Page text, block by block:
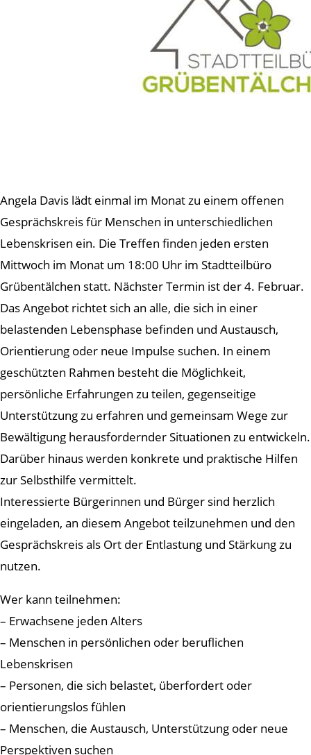
Angela Davis lädt einmal im Monat zu einem offenen
Gesprächskreis für Menschen in unterschiedlichen
Lebenskrisen ein. Die Treffen finden jeden ersten
Mittwoch im Monat um 18:00 Uhr im Stadtteilbüro
Grübentälchen statt. Nächster Termin ist der 4. Februar.
Das Angebot richtet sich an alle, die sich in einer
belastenden Lebensphase befinden und Austausch,
Orientierung oder neue Impulse suchen. In einem
geschützten Rahmen besteht die Möglichkeit,
persönliche Erfahrungen zu teilen, gegenseitige
Unterstützung zu erfahren und gemeinsam Wege zur
Bewältigung herausfordernder Situationen zu entwickeln.
Darüber hinaus werden konkrete und praktische Hilfen
zur Selbsthilfe vermittelt.
Interessierte Bürgerinnen und Bürger sind herzlich
eingeladen, an diesem Angebot teilzunehmen und den
Gesprächskreis als Ort der Entlastung und Stärkung zu
nutzen.
Wer kann teilnehmen:
– Erwachsene jeden Alters
– Menschen in persönlichen oder beruflichen
Lebenskrisen
– Personen, die sich belastet, überfordert oder
orientierungslos fühlen
– Menschen, die Austausch, Unterstützung oder neue
Perspektiven suchen